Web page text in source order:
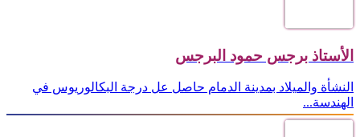
الأستاذ برجس حمود البرجس
النشأة والميلاد بمدينة الدمام حاصل عل درجة البكالوريوس في
الهندسة...